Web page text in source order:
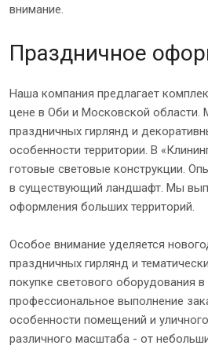
внимание.
Праздничное
Наша компания предлагает
цене в Оби и Московской области.
праздничных гирлянд и
особенности территории. В
готовые световые конструкции.
в существующий ландшафт. Мы
оформления больших территорий.
Особое внимание уделяется
праздничных гирлянд и
покупке светового оборудования
профессиональное выполнение
особенности помещений и
различного масштаба - от